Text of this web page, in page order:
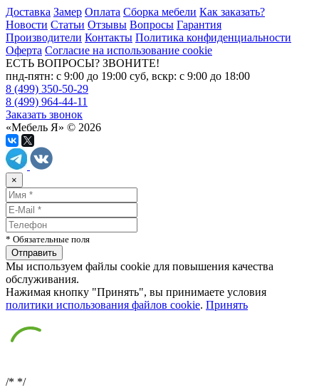
Доставка Замер Оплата Сборка мебели Как заказать?
Новости Статьи Отзывы Вопросы Гарантия
Производители Контакты Политика конфиденциальности
Оферта Согласие на использование cookie
ЕСТЬ ВОПРОСЫ? ЗВОНИТЕ!
пнд-пятн: с 9:00 до 19:00 суб, вскр: с 9:00 до 18:00
8 (499) 350-50-29
8 (499) 964-44-11
Заказать звонок
«Мебель Я» © 2026
×
* Обязательные поля
Мы используем файлы cookie для повышения качества
обслуживания.
Нажимая кнопку "Принять", вы принимаете условия
политики использования файлов cookie. Принять
/* */